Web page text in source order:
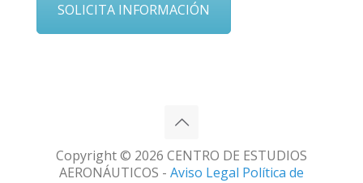
SOLICITA INFORMACIÓN
Copyright © 2026 CENTRO DE ESTUDIOS
AERONÁUTICOS - Aviso Legal Política de